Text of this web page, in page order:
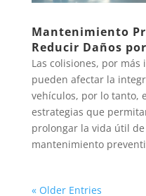
Mantenimiento
Reducir Daños
Las colisiones, por
pueden afectar la
vehículos, por lo tanto,
estrategias que
prolongar la vida útil
mantenimiento
« Older Entries